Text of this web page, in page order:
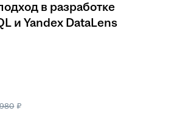
в разработке
и Yandex DataLens
₽